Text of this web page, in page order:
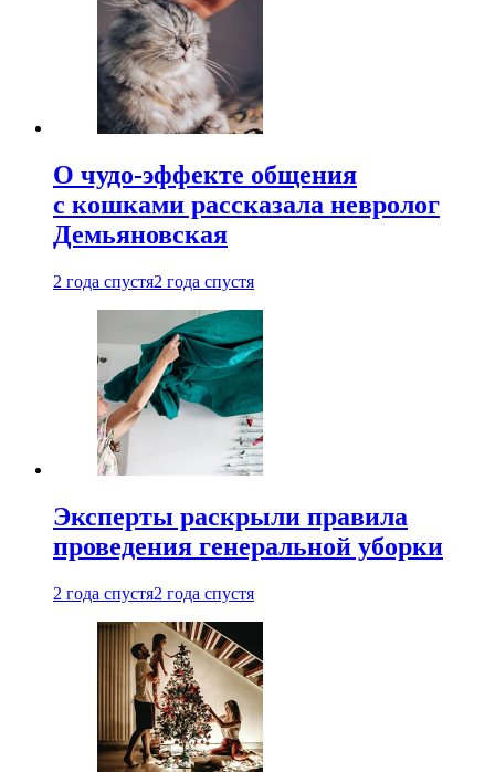
О чудо-эффекте общения
с кошками рассказала невролог
Демьяновская
2 года спустя2 года спустя
Эксперты раскрыли правила
проведения генеральной уборки
2 года спустя2 года спустя